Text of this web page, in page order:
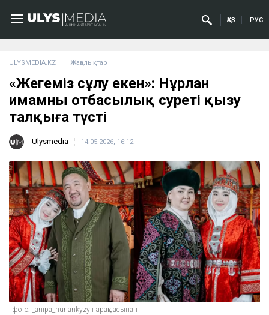
ҚАЗ РУС
ULYSMEDIA.KZ Жаңалықтар
«Жеңгеміз сұлу екен»: Нұрлан
имамның отбасылық суреті қызу
талқыға түсті
Ulysmedia 14.05.2026, 16:12
фото: _anipa_nurlankyzy парақшасынан